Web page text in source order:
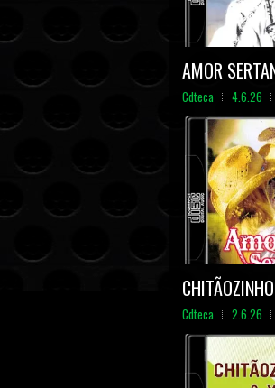
AMOR
Cdteca 4.6.26
Cdteca 2.6.26